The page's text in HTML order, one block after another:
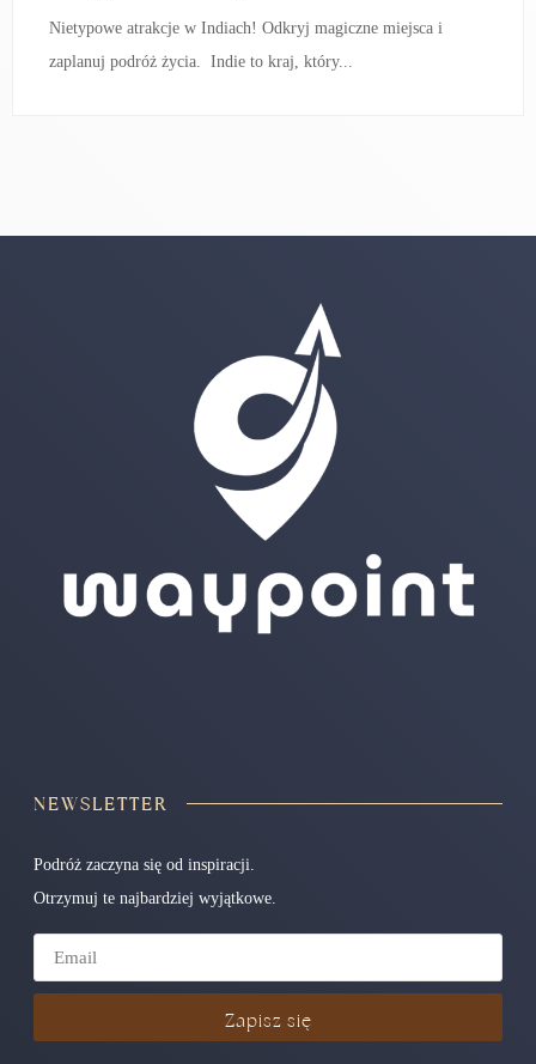
Nietypowe atrakcje w Indiach! Odkryj magiczne miejsca i
zaplanuj podróż życia. Indie to kraj, który...
NEWSLETTER
Podróż zaczyna się od inspiracji.
Otrzymuj te najbardziej wyjątkowe.
Zapisz się